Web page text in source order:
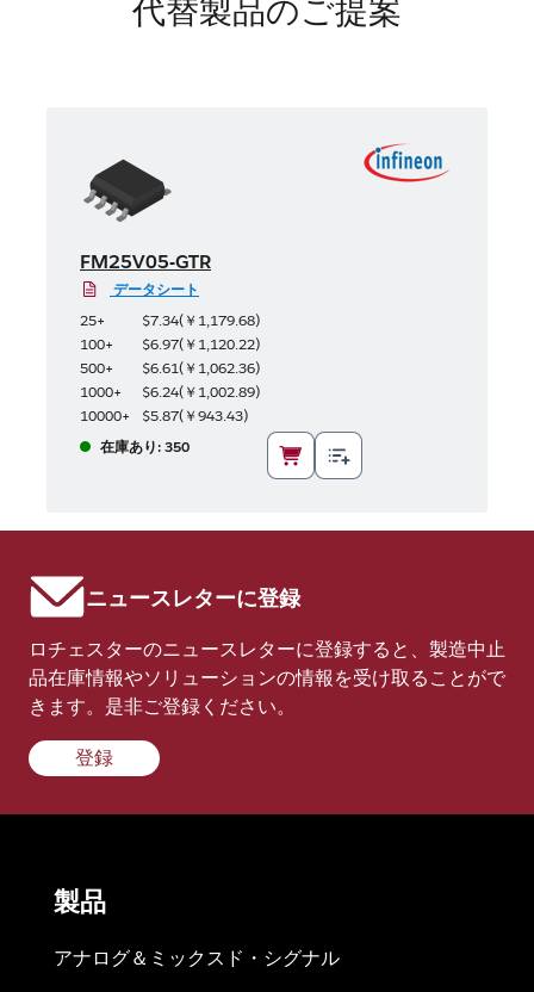
代替製品のご提案
FM25V05-GTR
データシート
25+
$7.34(￥1,179.68)
100+
$6.97(￥1,120.22)
500+
$6.61(￥1,062.36)
1000+
$6.24(￥1,002.89)
10000+
$5.87(￥943.43)
在庫あり: 350
ニュースレターに登録
ロチェスターのニュースレターに登録すると、製造中止
品在庫情報やソリューションの情報を受け取ることがで
きます。是非ご登録ください。
登録
製品
アナログ＆ミックスド・シグナル